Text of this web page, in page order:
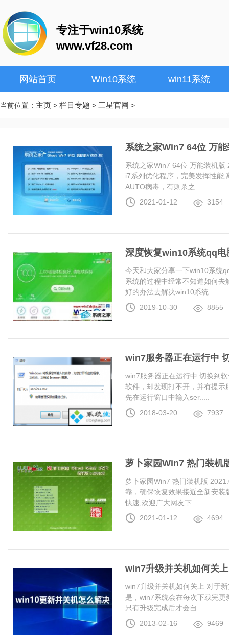
专注于win10系统
www.vf28.com
网站首页 Win10系统 win11系统
当前位置： 主页 > 栏目专题 > 三星官网 >
系统之家Win7 64位 万
系统之家Win7 64位 万能装机
i7系列优化程序，完美发挥性能
AUTO病毒，有则杀之.....
2021-01-12
3154
深度恢复win10系统qq
今天和大家分享一下win10系统
系统的过程中经常不知道如何
好的办法去解决win10系统.....
2019-10-30
8855
win7服务器正在运行中
win7服务器正在运行中 切换到
软件，却发现打不开，并有提
先在运行窗口中输入ser.....
2018-03-20
7937
萝卜家园Win7 热门装机
萝卜家园Win7 热门装机版
靠，确保恢复效果接近全新安
快速,欢迎广大网友下.....
2021-01-12
4694
win7升级并关机如何关上
win7升级并关机如何关上 对于
是，win7系统会在每次下载完
只有升级完成后才会自.....
2013-02-16
9469